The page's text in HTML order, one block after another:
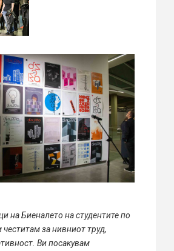
на Биеналето на студентите по
честитам за нивниот труд,
Ви посакувам